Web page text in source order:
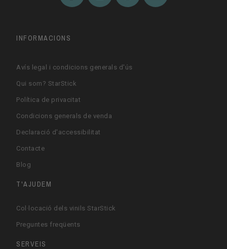
INFORMACIONS
Avís legal i condicions generals d'ús
Qui som? StarStick
Política de privacitat
Condicions generals de venda
Declaració d'accessibilitat
Contacte
Blog
T'AJUDEM
Col·locació dels vinils StarStick
Preguntes freqüents
SERVEIS